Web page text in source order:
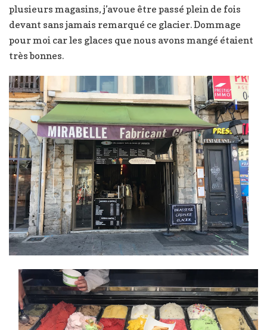
plusieurs magasins, j’avoue être passé plein de fois
devant sans jamais remarqué ce glacier. Dommage
pour moi car les glaces que nous avons mangé étaient
très bonnes.